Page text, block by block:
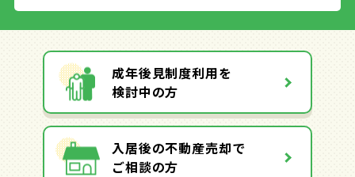
成年後見制度利用を
検討中の方
入居後の不動産売却で
ご相談の方